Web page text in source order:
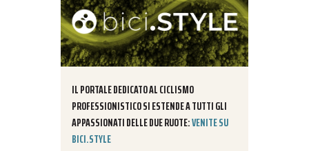
IL PORTALE DEDICATO AL CICLISMO
PROFESSIONISTICO SI ESTENDE A TUTTI GLI
APPASSIONATI DELLE DUE RUOTE:VENITE SU
BICI.STYLE